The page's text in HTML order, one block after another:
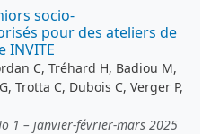
socio-
pour des ateliers de
INVITE
C, Tréhard H, Badiou M,
Trotta C, Dubois C, Verger P,
1 – janvier-février-mars 2025